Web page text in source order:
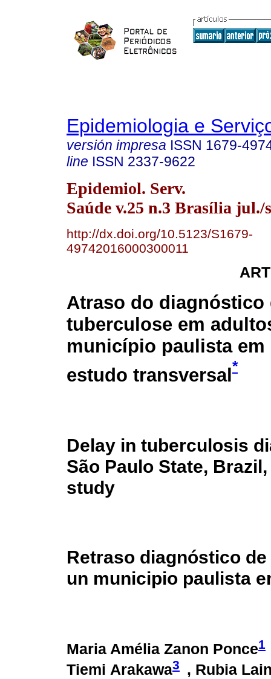
Epidemiologia e
versión impresa ISSN 1679-
line ISSN 2337-9622
Epidemiol. Serv.
Saúde v.25 n.3 Brasília jul./
http://dx.doi.org/10.5123/S1679-
49742016000300011
Atraso do diagnóstico
tuberculose em
município paulista em
estudo transversal *
Delay in tuberculosis
São Paulo State,
study
Retraso diagnóstico
un municipio paulista
Maria Amélia Zanon Ponce1
Tiemi Arakawa3
, Rubia